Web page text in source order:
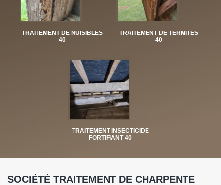
TRAITEMENT DE NUISIBLES
40
TRAITEMENT DE TERMITES
40
TRAITEMENT INSECTICIDE
FORTIFIANT 40
SOCIÉTÉ TRAITEMENT DE CHARPENTE